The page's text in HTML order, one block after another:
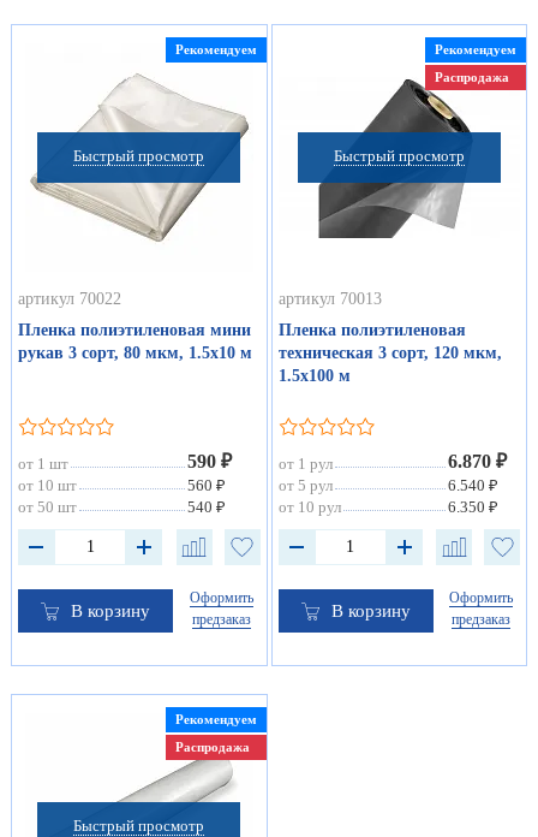
Быстрый просмотр
Рекомендуем
артикул 70022
Пленка полиэтиленовая мини
рукав 3 сорт, 80 мкм, 1.5х10 м
от 1 шт 590 ₽
от 10 шт
560 ₽
от 50 шт
540 ₽
В корзину
Оформить
предзаказ
Быстрый просмотр
Рекомендуем
Распродажа
артикул 70013
Пленка полиэтиленовая
техническая 3 сорт, 120 мкм,
1.5х100 м
от 1 рул 6.870 ₽
от 5 рул
6.540 ₽
от 10 рул
6.350 ₽
В корзину
Оформить
предзаказ
Быстрый просмотр
Рекомендуем
Распродажа